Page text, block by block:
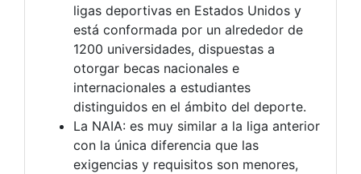
ligas deportivas en Estados Unidos y
está conformada por un alrededor de
1200 universidades, dispuestas a
otorgar becas nacionales e
internacionales a estudiantes
distinguidos en el ámbito del deporte.
La NAIA: es muy similar a la liga anterior
con la única diferencia que las
exigencias y requisitos son menores,